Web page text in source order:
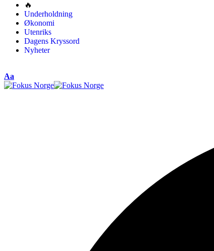
🔥
Underholdning
Økonomi
Utenriks
Dagens Kryssord
Nyheter
Aa